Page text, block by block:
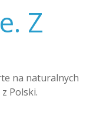
Z
na naturalnych
Polski.